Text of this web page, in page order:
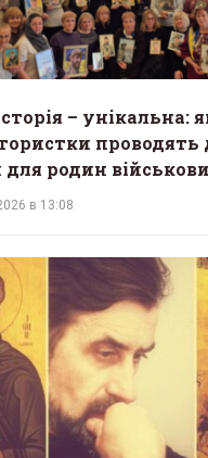
– унікальна:
проводять
для родин
в 13:08